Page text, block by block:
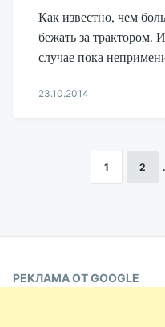
Как известно, чем
бежать за трактором.
случае пока
23.10.2014
Пагинация
1 2
РЕКЛАМА ОТ GOOGLE